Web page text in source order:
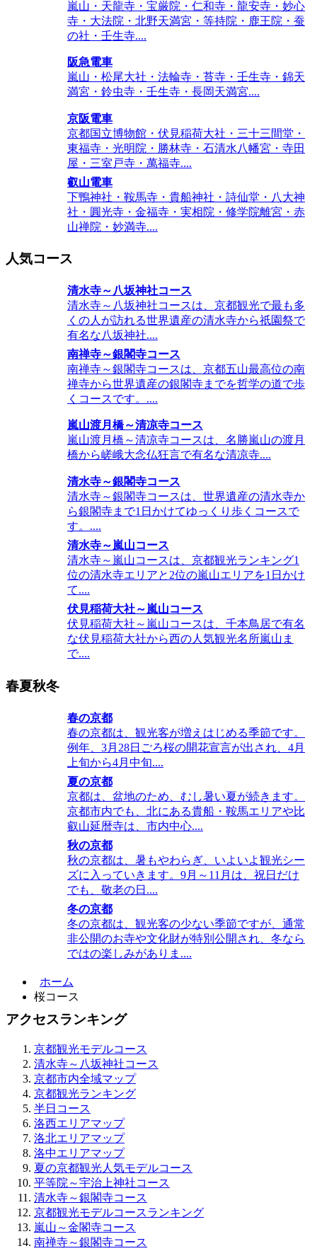
嵐山・天龍寺・宝厳院・仁和寺・龍安寺・妙心
寺・大法院・北野天満宮・等持院・鹿王院・蚕
の社・壬生寺....
阪急電車
嵐山・松尾大社・法輪寺・苔寺・壬生寺・錦天
満宮・鈴虫寺・壬生寺・長岡天満宮....
京阪電車
京都国立博物館・伏見稲荷大社・三十三間堂・
東福寺・光明院・勝林寺・石清水八幡宮・寺田
屋・三室戸寺・萬福寺....
叡山電車
下鴨神社・鞍馬寺・貴船神社・詩仙堂・八大神
社・圓光寺・金福寺・実相院・修学院離宮・赤
山禅院・妙満寺....
人気コース
清水寺～八坂神社コース
清水寺～八坂神社コースは、京都観光で最も多
くの人が訪れる世界遺産の清水寺から祇園祭で
有名な八坂神社....
南禅寺～銀閣寺コース
南禅寺～銀閣寺コースは、京都五山最高位の南
禅寺から世界遺産の銀閣寺までを哲学の道で歩
くコースです。....
嵐山渡月橋～清凉寺コース
嵐山渡月橋～清凉寺コースは、名勝嵐山の渡月
橋から嵯峨大念仏狂言で有名な清凉寺....
清水寺～銀閣寺コース
清水寺～銀閣寺コースは、世界遺産の清水寺か
ら銀閣寺まで1日かけてゆっくり歩くコースで
す。....
清水寺～嵐山コース
清水寺～嵐山コースは、京都観光ランキング1
位の清水寺エリアと2位の嵐山エリアを1日かけ
て....
伏見稲荷大社～嵐山コース
伏見稲荷大社～嵐山コースは、千本鳥居で有名
な伏見稲荷大社から西の人気観光名所嵐山ま
で....
春夏秋冬
春の京都
春の京都は、観光客が増えはじめる季節です。
例年、3月28日ごろ桜の開花宣言が出され、4月
上旬から4月中旬....
夏の京都
京都は、盆地のため、むし暑い夏が続きます。
京都市内でも、北にある貴船・鞍馬エリアや比
叡山延暦寺は、市内中心....
秋の京都
秋の京都は、暑もやわらぎ、いよいよ観光シー
ズに入っていきます。9月～11月は、祝日だけ
でも、敬老の日....
冬の京都
冬の京都は、観光客の少ない季節ですが、通常
非公開のお寺や文化財が特別公開され、冬なら
ではの楽しみがありま....
ホーム
桜コース
アクセスランキング
京都観光モデルコース
清水寺～八坂神社コース
京都市内全域マップ
京都観光ランキング
半日コース
洛西エリアマップ
洛北エリアマップ
洛中エリアマップ
夏の京都観光人気モデルコース
平等院～宇治上神社コース
清水寺～銀閣寺コース
京都観光モデルコースランキング
嵐山～金閣寺コース
南禅寺～銀閣寺コース